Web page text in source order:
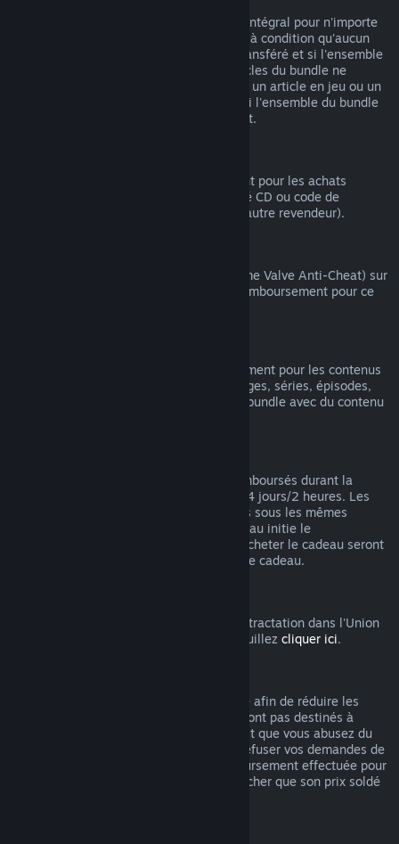
Vous pouvez recevoir un remboursement intégral pour n'importe
quel bundle acheté sur le magasin Steam à condition qu'aucun
article compris dans le bundle n'ait été transféré et si l'ensemble
du temps de jeu comprenant tous les articles du bundle ne
dépasse pas 2 heures. Si un bundle inclut un article en jeu ou un
DLC non remboursable, Steam vous dira si l'ensemble du bundle
est remboursable au moment du paiement.
Valve ne peut pas offrir de remboursement pour les achats
effectués hors de Steam (par exemple, clé CD ou code de
portemonnaie Steam acheté auprès d'un autre revendeur).
Si vous avez été banni(e) par VAC (système Valve Anti-Cheat) sur
un jeu, vous perdez alors votre droit de remboursement pour ce
Nous ne pouvons pas offrir de remboursement pour les contenus
vidéo sur Steam (ex. : films, courts-métrages, séries, épisodes,
tutoriels), sauf si la vidéo fait partie d'un bundle avec du contenu
Les cadeaux non activés peuvent être remboursés durant la
période de remboursement standard de 14 jours/2 heures. Les
cadeaux activés pourront être remboursés sous les mêmes
conditions si le ou la destinataire du cadeau initie le
remboursement. Les fonds utilisés pour acheter le cadeau seront
remboursés à celui ou celle qui a acheté le cadeau.
Pour accéder aux modalités du droit de rétractation dans l'Union
Européenne pour les clients de Steam, veuillez cliquer ici.
Les remboursements ont été mis en place afin de réduire les
risques liés à un achat sur Steam. Ils ne sont pas destinés à
obtenir des jeux gratuitement. S'il apparait que vous abusez du
système, nous pourrions être amenés à refuser vos demandes de
remboursement. Une demande de remboursement effectuée pour
un jeu acheté juste avant les soldes plus cher que son prix soldé